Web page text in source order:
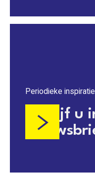
Periodieke inspiratie
Schrijf u